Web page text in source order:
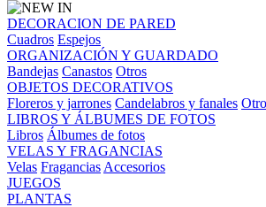
DECORACION DE PARED
Cuadros Espejos
ORGANIZACIÓN Y GUARDADO
Bandejas Canastos Otros
OBJETOS DECORATIVOS
Floreros y jarrones Candelabros y fanales
LIBROS Y ÁLBUMES DE FOTOS
Libros Álbumes de fotos
VELAS Y FRAGANCIAS
Velas Fragancias Accesorios
JUEGOS
PLANTAS